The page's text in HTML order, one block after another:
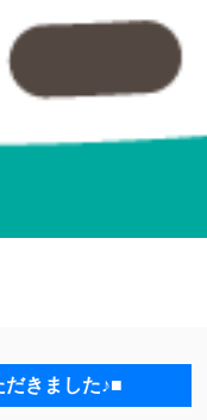
だきました♪■